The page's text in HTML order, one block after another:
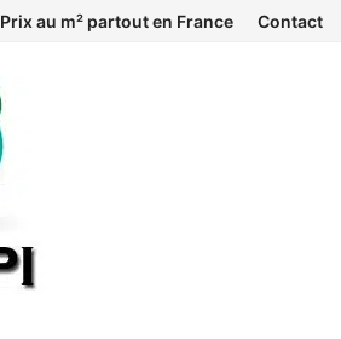
Prix au m² partout en France Contact